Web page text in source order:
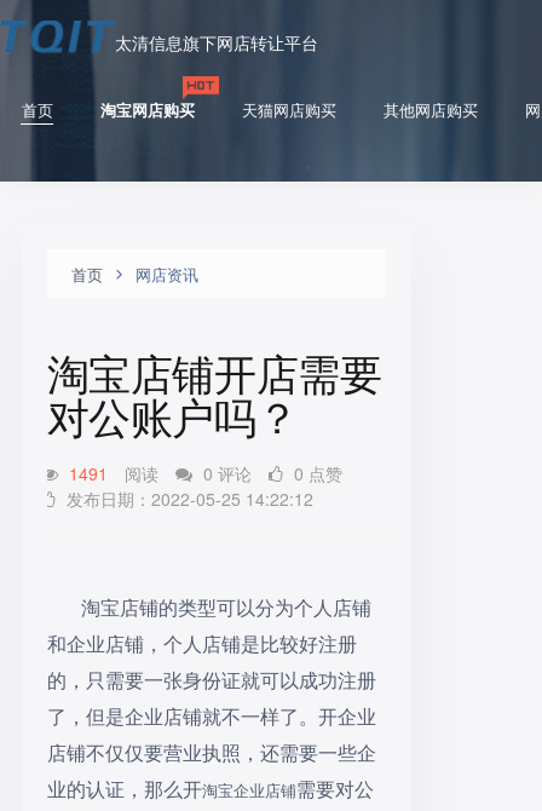
太清信息旗下网店转让平台
首页 淘宝网店购买 天猫网店购买 其他网店购买
首页 网店资讯
淘宝店铺开店需要
对公账户吗？
1491 阅读 0 评论
0 点赞
发布日期：2022-05-25 14:22:12
淘宝店铺的类型可以分为个人店铺
和企业店铺，个人店铺是比较好注册
的，只需要一张身份证就可以成功注册
了，但是企业店铺就不一样了。开企业
店铺不仅仅要营业执照，还需要一些企
业的认证，那么开淘宝企业店铺需要对公